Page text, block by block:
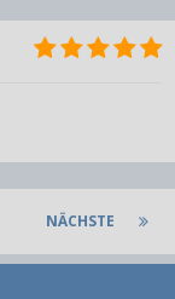
NÄCHSTE